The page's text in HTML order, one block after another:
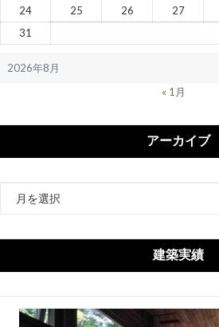
2026年8月
24 25 26 27
31
« 1月
アーカイブ
イ
建築実績